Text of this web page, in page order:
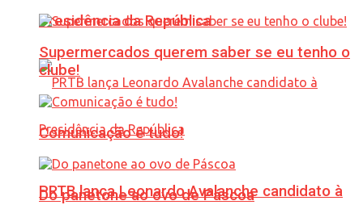
Presidência da República
PRTB lança Leonardo Avalanche candidato à
Supermercados querem saber se eu tenho o
clube!
Comunicação é tudo!
Do panetone ao ovo de Páscoa